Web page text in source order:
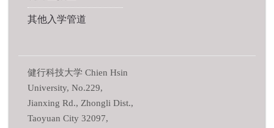
其他入学管道
健行科技大学 Chien Hsin
University, No.229,
Jianxing Rd., Zhongli Dist.,
Taoyuan City 32097,